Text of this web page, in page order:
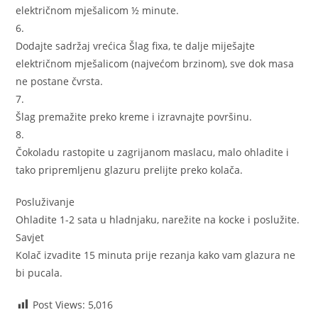
električnom mješalicom ½ minute.
6.
Dodajte sadržaj vrećica Šlag fixa, te dalje miješajte
električnom mješalicom (najvećom brzinom), sve dok masa
ne postane čvrsta.
7.
Šlag premažite preko kreme i izravnajte površinu.
8.
Čokoladu rastopite u zagrijanom maslacu, malo ohladite i
tako pripremljenu glazuru prelijte preko kolača.
Posluživanje
Ohladite 1-2 sata u hladnjaku, narežite na kocke i poslužite.
Savjet
Kolač izvadite 15 minuta prije rezanja kako vam glazura ne
bi pucala.
Post Views: 5,016